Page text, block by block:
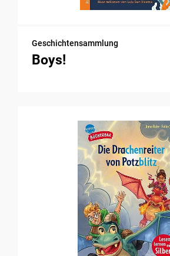
Geschichtensammlung
Boys!